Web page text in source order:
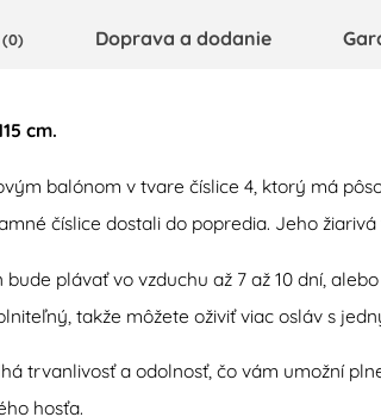
(0) Doprava a dodanie
cm.
balónom v tvare číslice 4, ktorý má
číslice dostali do popredia. Jeho
plávať vo vzduchu až 7 až 10 dní,
takže môžete oživiť viac osláv s
trvanlivosť a odolnosť, čo vám umožní
hosťa.